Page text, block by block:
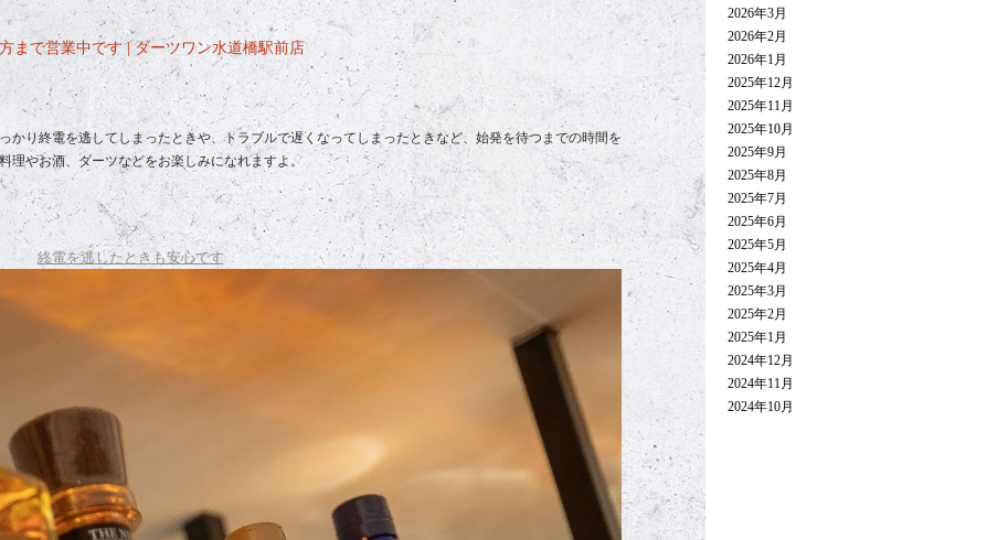
まで営業中です | ダーツワン水道橋駅前店
かり終電を逃してしまったときや、トラブルで遅くなってしまったときなど、始発を待つまでの時間を
理やお酒、ダーツなどをお楽しみになれますよ。
終電を逃したときも安心です
2026年3月
2026年2月
2026年1月
2025年12月
2025年11月
2025年10月
2025年9月
2025年8月
2025年7月
2025年6月
2025年5月
2025年4月
2025年3月
2025年2月
2025年1月
2024年12月
2024年11月
2024年10月